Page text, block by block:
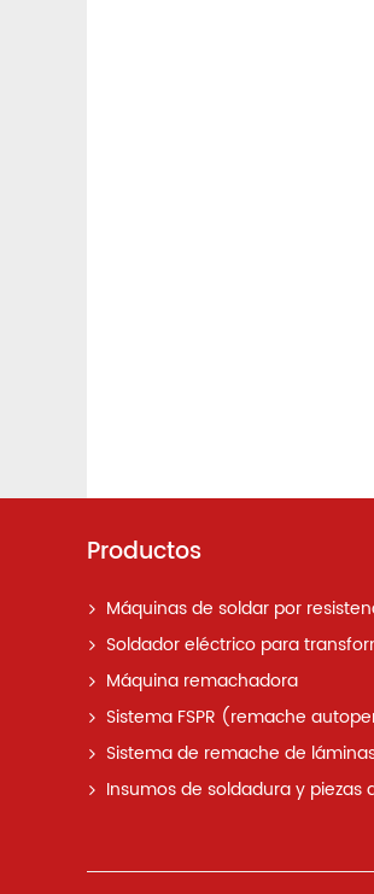
Productos
Máquinas de soldar por
Soldador eléctrico para
Máquina remachadora
Sistema FSPR (remache
Sistema de remache de
Insumos de soldadura y piezas